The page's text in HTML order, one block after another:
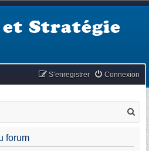
Stratégie
Connexion
S’enregistrer
forum